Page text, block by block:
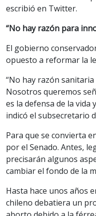
escribió en Twitter.
“No hay razón para
El gobierno
opuesto a reformar la
“No hay razón
Nosotros queremos
es la defensa de la vida
indicó el subsecretario
Para que se convierta
por el Senado. Antes,
precisarán algunos
cambiar el fondo de la
Hasta hace unos años
chileno debatiera un